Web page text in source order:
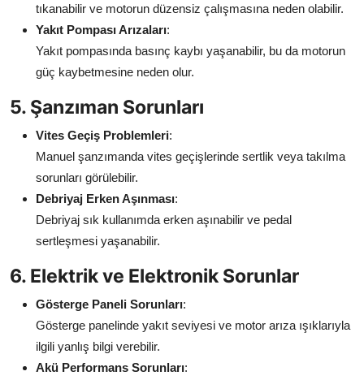
tıkanabilir ve motorun düzensiz çalışmasına neden olabilir.
Yakıt Pompası Arızaları:
Yakıt pompasında basınç kaybı yaşanabilir, bu da motorun
güç kaybetmesine neden olur.
5. Şanzıman Sorunları
Vites Geçiş Problemleri:
Manuel şanzımanda vites geçişlerinde sertlik veya takılma
sorunları görülebilir.
Debriyaj Erken Aşınması:
Debriyaj sık kullanımda erken aşınabilir ve pedal
sertleşmesi yaşanabilir.
6. Elektrik ve Elektronik Sorunlar
Gösterge Paneli Sorunları:
Gösterge panelinde yakıt seviyesi ve motor arıza ışıklarıyla
ilgili yanlış bilgi verebilir.
Akü Performans Sorunları: